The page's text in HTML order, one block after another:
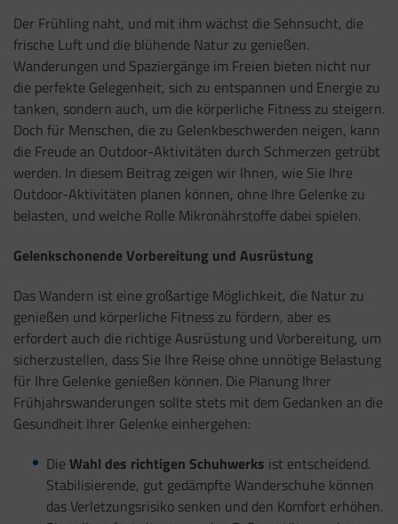
Der Frühling naht, und mit ihm wächst die Sehnsucht, die
frische Luft und die blühende Natur zu genießen.
Wanderungen und Spaziergänge im Freien bieten nicht nur
die perfekte Gelegenheit, sich zu entspannen und Energie zu
tanken, sondern auch, um die körperliche Fitness zu steigern.
Doch für Menschen, die zu Gelenkbeschwerden neigen, kann
die Freude an Outdoor-Aktivitäten durch Schmerzen getrübt
werden. In diesem Beitrag zeigen wir Ihnen, wie Sie Ihre
Outdoor-Aktivitäten planen können, ohne Ihre Gelenke zu
belasten, und welche Rolle Mikronährstoffe dabei spielen.
Gelenkschonende Vorbereitung und Ausrüstung
Das Wandern ist eine großartige Möglichkeit, die Natur zu
genießen und körperliche Fitness zu fördern, aber es
erfordert auch die richtige Ausrüstung und Vorbereitung, um
sicherzustellen, dass Sie Ihre Reise ohne unnötige Belastung
für Ihre Gelenke genießen können. Die Planung Ihrer
Frühjahrswanderungen sollte stets mit dem Gedanken an die
Gesundheit Ihrer Gelenke einhergehen:
Die Wahl des richtigen Schuhwerks ist entscheidend.
Stabilisierende, gut gedämpfte Wanderschuhe können
das Verletzungsrisiko senken und den Komfort erhöhen.